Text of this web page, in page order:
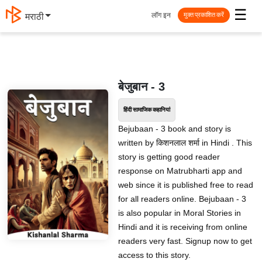
मराठी ☰
लॉग इन मुक्त प्रकाशित करें
बेजुबान - 3
हिंदी सामाजिक कहानियां
Bejubaan - 3 book and story is
written by किशनलाल शर्मा in Hindi . This
story is getting good reader
response on Matrubharti app and
web since it is published free to read
for all readers online. Bejubaan - 3
is also popular in Moral Stories in
Hindi and it is receiving from online
readers very fast. Signup now to get
access to this story.